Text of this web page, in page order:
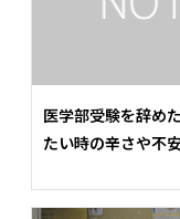
医学部受験を辞め
たい時の辛さや不